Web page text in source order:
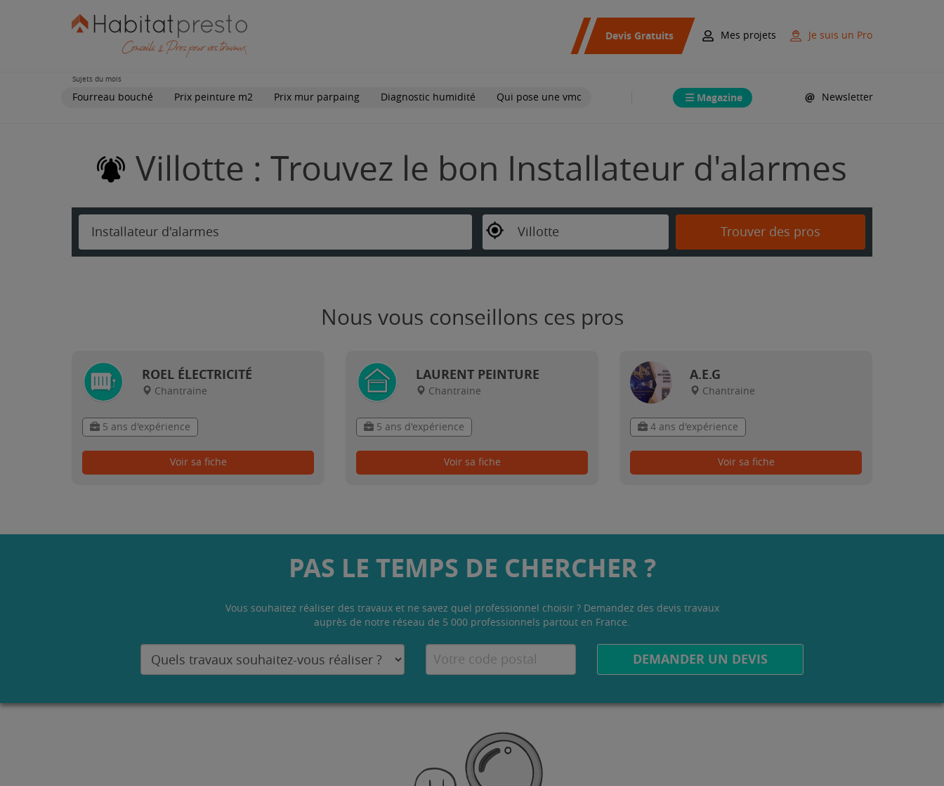
Devis Gratuits Mes projets Je suis un Pro
Sujets du mois
Fourreau bouché Prix peinture m2 Prix mur parpaing Diagnostic humidité Qui pose une vmc Magazine Newsletter
Villotte : Trouvez le bon Installateur d'alarmes
Installateur d'alarmes Villotte Trouver des pros
Nous vous conseillons ces pros
ROEL ÉLECTRICITÉ
Chantraine
5 ans d'expérience
Voir sa fiche
LAURENT PEINTURE
Chantraine
5 ans d'expérience
Voir sa fiche
A.E.G
Chantraine
4 ans d'expérience
Voir sa fiche
PAS LE TEMPS DE CHERCHER ?
Vous souhaitez réaliser des travaux et ne savez quel professionnel choisir ? Demandez des devis travaux
auprès de notre réseau de 5 000 professionnels partout en France.
DEMANDER UN DEVIS